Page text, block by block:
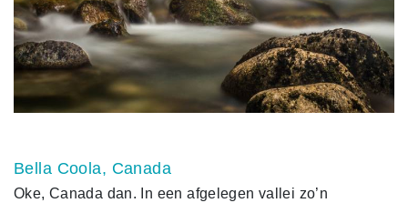
Bella Coola, Canada
Oke, Canada dan. In een afgelegen vallei zo’n